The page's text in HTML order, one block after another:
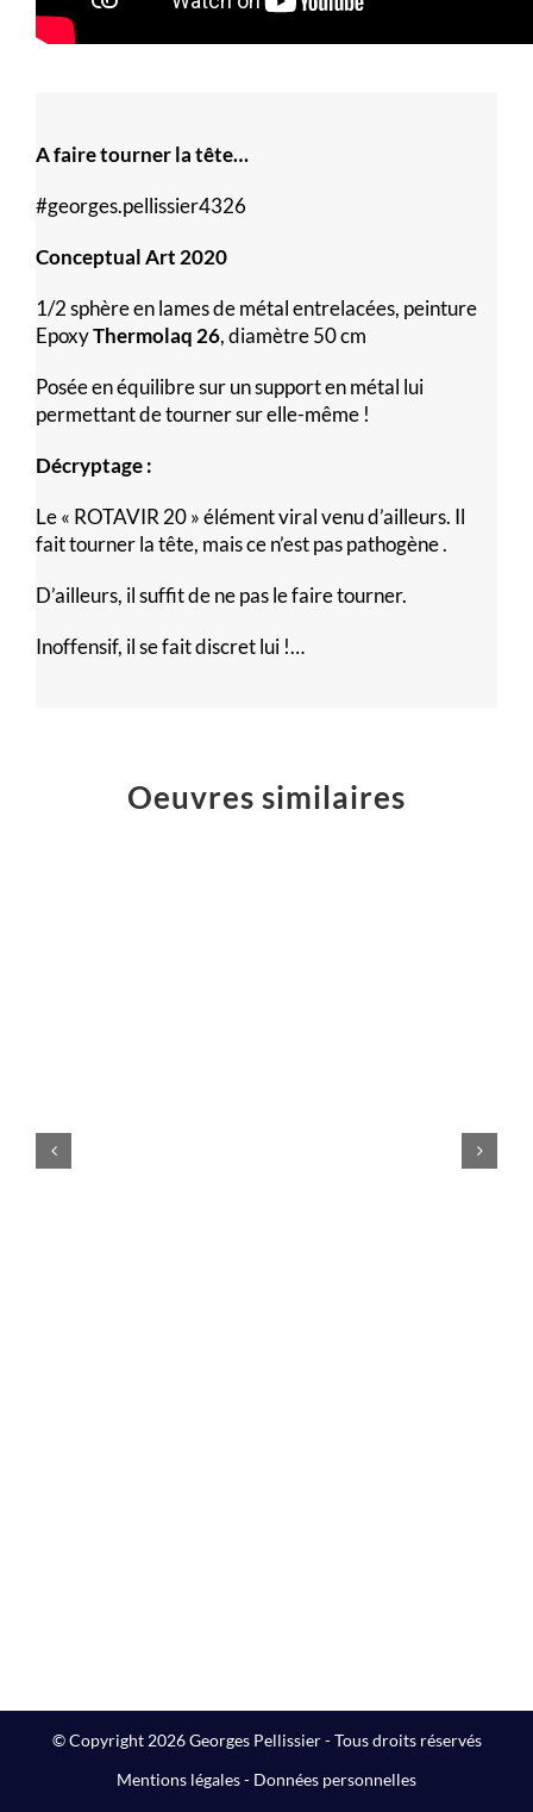
A faire tourner la tête…
#georges.pellissier4326
Conceptual Art 2020
1/2 sphère en lames de métal entrelacées, peinture
EpoxyThermolaq 26, diamètre 50 cm
Posée en équilibre sur un support en métal lui
permettant de tourner sur elle-même !
Décryptage :
Le « ROTAVIR 20 » élément viral venu d’ailleurs. Il
fait tourner la tête, mais ce n’est pas pathogène .
D’ailleurs, il suffit de ne pas le faire tourner.
Inoffensif, il se fait discret lui !…
Oeuvres similaires
© Copyright 2026 Georges Pellissier - Tous droits réservés
Mentions légales- Données personnelles